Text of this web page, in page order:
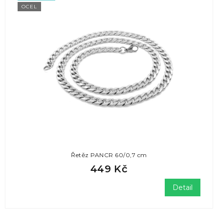
OCEL
Řetěz PANCR 60/0,7 cm
449 Kč
Detail